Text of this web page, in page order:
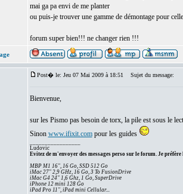
mai ga pa envi de me planter
ou puis-je trouver une gamme de démontage pour
forum super bien!!! ne changer rien !!!
Post� le: Jeu 07 Mai 2009 à 18:51 Sujet du message:
Bienvenue,
sur les Pismo pas besoin de torx, la pile est sous le
Sinon www.ifixit.compour les guides
Ludovic
Evitez de m'envoyer des messages perso sur le forum. Je préfère
MBP M1 16", 16 Go, SSD 512 Go
iMac 27" 2,9 GHz, 16 Go, 3 To FusionDrive
iMac G4 24" 1,6 Ghz, 1 Go, SuperDrive
iPhone 12 mini 128 Go
iPad Pro 11", iPad mini Cellular...